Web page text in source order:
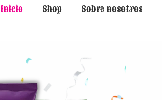
Inicio Shop Sobre nosotros